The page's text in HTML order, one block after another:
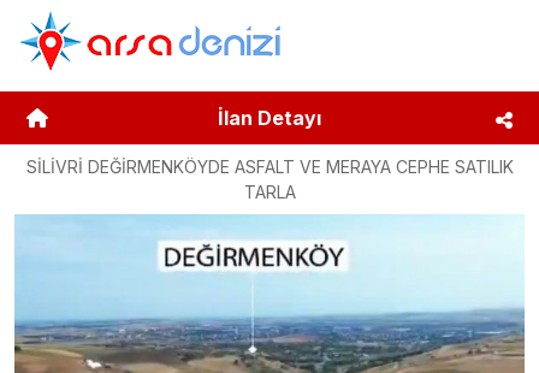
İlan Detayı
SİLİVRİ DEĞİRMENKÖYDE ASFALT VE MERAYA CEPHE SATILIK
TARLA